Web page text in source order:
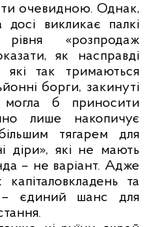
очевидною. Однак,
викликає палкі
«розпродаж
як насправді
які так тримаються
борги, закинуті
могла б приносити
лише накопичує
тягарем для
діри», які не мають
– не варіант. Адже
та
– єдиний шанс для